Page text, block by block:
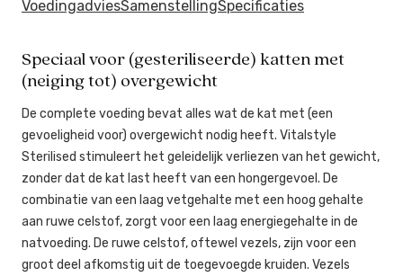
VoedingadviesSamenstellingSpecificaties
Speciaal voor (gesteriliseerde) katten met
(neiging tot) overgewicht
De complete voeding bevat alles wat de kat met (een
gevoeligheid voor) overgewicht nodig heeft. Vitalstyle
Sterilised stimuleert het geleidelijk verliezen van het gewicht,
zonder dat de kat last heeft van een hongergevoel. De
combinatie van een laag vetgehalte met een hoog gehalte
aan ruwe celstof, zorgt voor een laag energiegehalte in de
natvoeding. De ruwe celstof, oftewel vezels, zijn voor een
groot deel afkomstig uit de toegevoegde kruiden. Vezels